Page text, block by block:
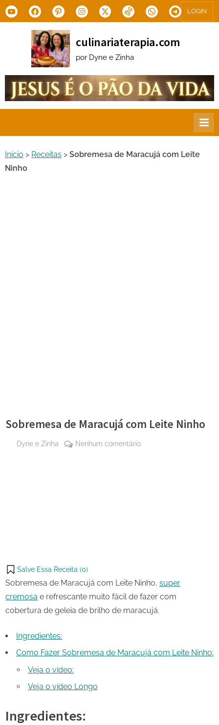
Skip
to
YoutubeFacebookPinterestInstagram
X.com Tiktok WhatsAppTelegram
LOGIN
culinariaterapia.com
por Dyne e Zinha
Início > Receitas > Sobremesa de Maracujá com Leite
Ninho
Sobremesa de Maracujá com Leite Ninho
By
Dyne e Zinha Nenhum comentárioem
on
X
Salve Essa Receita (0)
Sobremesa de Maracujá com Leite Ninho, super
cremosa e refrescante muito fácil de fazer com
cobertura de geleia de brilho de maracujá.
Ingredientes:
Como Fazer Sobremesa de Maracujá com Leite Ninho:
Veja o vídeo:
Veja o vídeo Longo
Ingredientes: